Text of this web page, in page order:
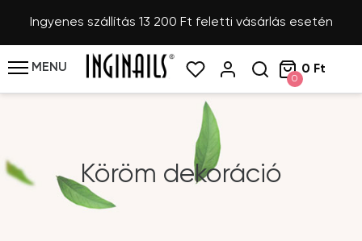
Ingyenes szállítás 13 200 Ft feletti vásárlás esetén
MENU
0
0 Ft
Köröm dekoráció